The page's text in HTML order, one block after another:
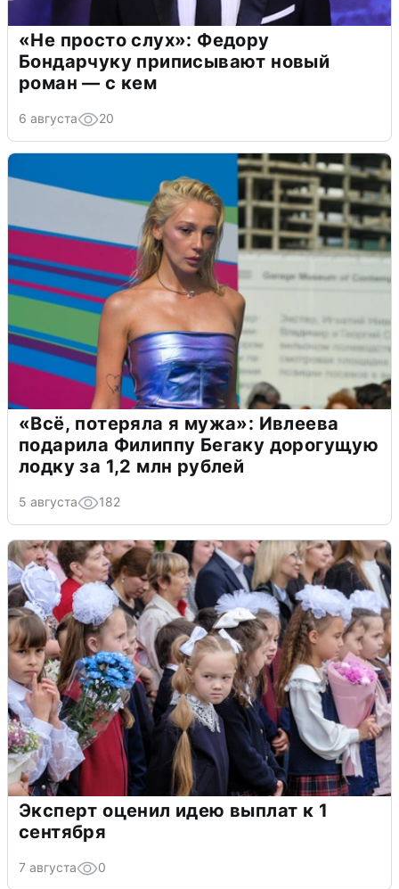
«Не просто слух»: Федору
Бондарчуку приписывают новый
роман — с кем
6 августа 20
«Всё, потеряла я мужа»: Ивлеева
подарила Филиппу Бегаку дорогущую
лодку за 1,2 млн рублей
5 августа 182
Эксперт оценил идею выплат к 1
сентября
7 августа 0